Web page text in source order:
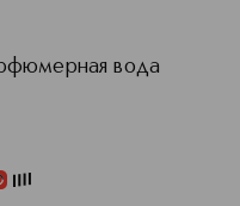
вода